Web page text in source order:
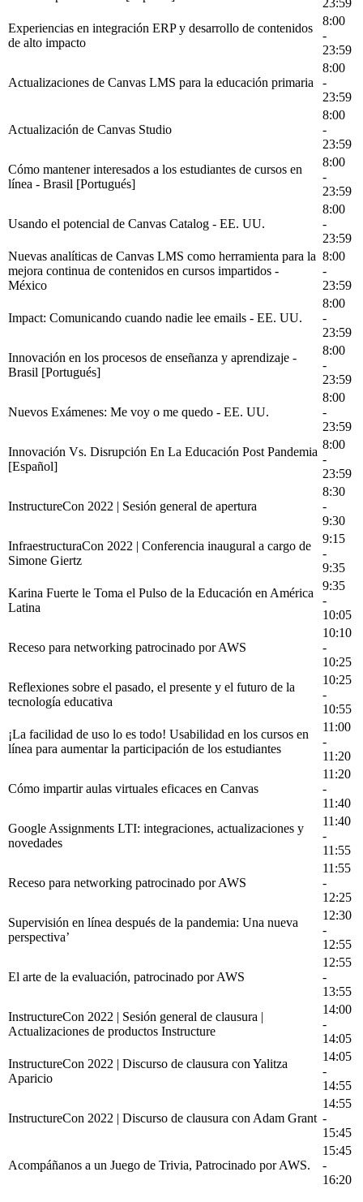
23:59
Experiencias en integración ERP y desarrollo de contenidos
de alto impacto
8:00
-
23:59
Actualizaciones de Canvas LMS para la educación primaria
8:00
-
23:59
Actualización de Canvas Studio
8:00
-
23:59
Cómo mantener interesados a los estudiantes de cursos en
línea - Brasil [Portugués]
8:00
-
23:59
Usando el potencial de Canvas Catalog - EE. UU.
8:00
-
23:59
Nuevas analíticas de Canvas LMS como herramienta para la
mejora continua de contenidos en cursos impartidos -
México
8:00
-
23:59
Impact: Comunicando cuando nadie lee emails - EE. UU.
8:00
-
23:59
Innovación en los procesos de enseñanza y aprendizaje -
Brasil [Portugués]
8:00
-
23:59
Nuevos Exámenes: Me voy o me quedo - EE. UU.
8:00
-
23:59
Innovación Vs. Disrupción En La Educación Post Pandemia
[Español]
8:00
-
23:59
InstructureCon 2022 | Sesión general de apertura
8:30
-
9:30
InfraestructuraCon 2022 | Conferencia inaugural a cargo de
Simone Giertz
9:15
-
9:35
Karina Fuerte le Toma el Pulso de la Educación en América
Latina
9:35
-
10:05
Receso para networking patrocinado por AWS
10:10
-
10:25
Reflexiones sobre el pasado, el presente y el futuro de la
tecnología educativa
10:25
-
10:55
¡La facilidad de uso lo es todo! Usabilidad en los cursos en
línea para aumentar la participación de los estudiantes
11:00
-
11:20
Cómo impartir aulas virtuales eficaces en Canvas
11:20
-
11:40
Google Assignments LTI: integraciones, actualizaciones y
novedades
11:40
-
11:55
Receso para networking patrocinado por AWS
11:55
-
12:25
Supervisión en línea después de la pandemia: Una nueva
perspectiva’
12:30
-
12:55
El arte de la evaluación, patrocinado por AWS
12:55
-
13:55
InstructureCon 2022 | Sesión general de clausura |
Actualizaciones de productos Instructure
14:00
-
14:05
InstructureCon 2022 | Discurso de clausura con Yalitza
Aparicio
14:05
-
14:55
InstructureCon 2022 | Discurso de clausura con Adam Grant
14:55
-
15:45
Acompáñanos a un Juego de Trivia, Patrocinado por AWS.
15:45
-
16:20